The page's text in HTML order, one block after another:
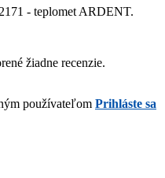
- teplomet ARDENT.
žiadne recenzie.
používateľom Prihláste sa